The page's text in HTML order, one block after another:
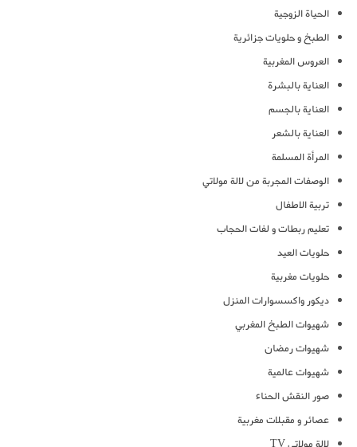
الحياة الزوجية
الطبخ و حلويات جزائرية
العروس المغربية
العناية بالبشرة
العناية بالجسم
العناية بالشعر
المرأة المسلمة
الوصفات المجربة من لالة مولاتي
تربية الاطفال
تعليم ربطات و لفات الحجاب
حلويات العيد
حلويات مغربية
ديكور واكسسوارات المنزل
شهيوات الطبخ المغربي
شهيوات رمضان
شهيوات عالمية
صور النقش الحناء
عصائر و مقبلات مغربية